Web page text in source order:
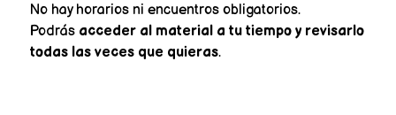
No hay horarios ni encuentros obligatorios.
Podrás acceder al material a tu tiempo y revisarlo
todas las veces que quieras.